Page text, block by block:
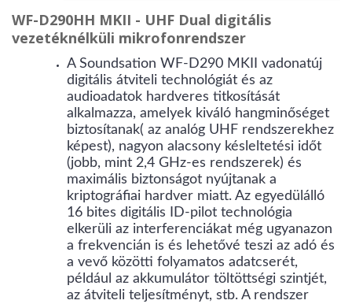
WF-D290HH MKII - UHF Dual digitális
vezetéknélküli mikrofonrendszer
A Soundsation WF-D290 MKII vadonatúj
digitális átviteli technológiát és az
audioadatok hardveres titkosítását
alkalmazza, amelyek kiváló hangminőséget
biztosítanak( az analóg UHF rendszerekhez
képest), nagyon alacsony késleltetési időt
(jobb, mint 2,4 GHz-es rendszerek) és
maximális biztonságot nyújtanak a
kriptográfiai hardver miatt. Az egyedülálló
16 bites digitális ID-pilot technológia
elkerüli az interferenciákat még ugyanazon
a frekvencián is és lehetővé teszi az adó és
a vevő közötti folyamatos adatcserét,
például az akkumulátor töltöttségi szintjét,
az átviteli teljesítményt, stb. A rendszer